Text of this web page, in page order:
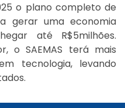
o plano completo de
gerar uma economia
até R$5milhões.
o SAEMAS terá mais
tecnologia, levando